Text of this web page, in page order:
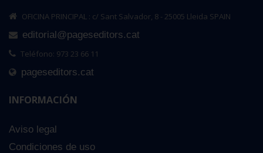
OFICINA PRINCIPAL : c/ Sant Salvador, 8 - 25005 Lleida SPAIN
editorial@pageseditors.cat
Teléfono: 973 23 66 11
pageseditors.cat
INFORMACIÓN
Aviso legal
Condiciones de uso